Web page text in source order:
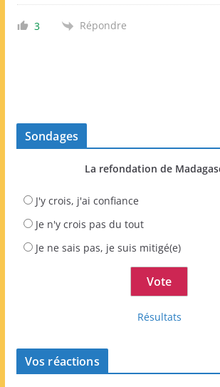
3 Répondre
Sondages
La refondation de
J'y crois, j'ai confiance
Je n'y crois pas du tout
Je ne sais pas, je suis mitigé(e)
Résultats
Vos réactions